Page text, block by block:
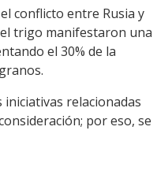
conflicto entre Rusia y
trigo manifestaron una
el 30% de la
iniciativas relacionadas
por eso, se